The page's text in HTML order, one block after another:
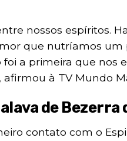
nossos espíritos.
que nutríamos um
a primeira que nos
afirmou à TV Mundo
de Bezerra
contato com o